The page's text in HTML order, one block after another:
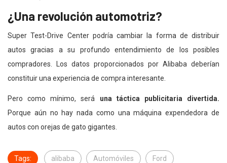
¿Una revolución automotriz?
Super Test-Drive Center podría cambiar la forma de distribuir
autos gracias a su profundo entendimiento de los posibles
compradores. Los datos proporcionados por Alibaba deberían
constituir una experiencia de compra interesante.
Pero como mínimo, será una táctica publicitaria divertida.
Porque aún no hay nada como una máquina expendedora de
autos con orejas de gato gigantes.
Tags: alibaba Automóviles Ford